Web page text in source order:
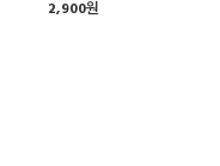
2,900원